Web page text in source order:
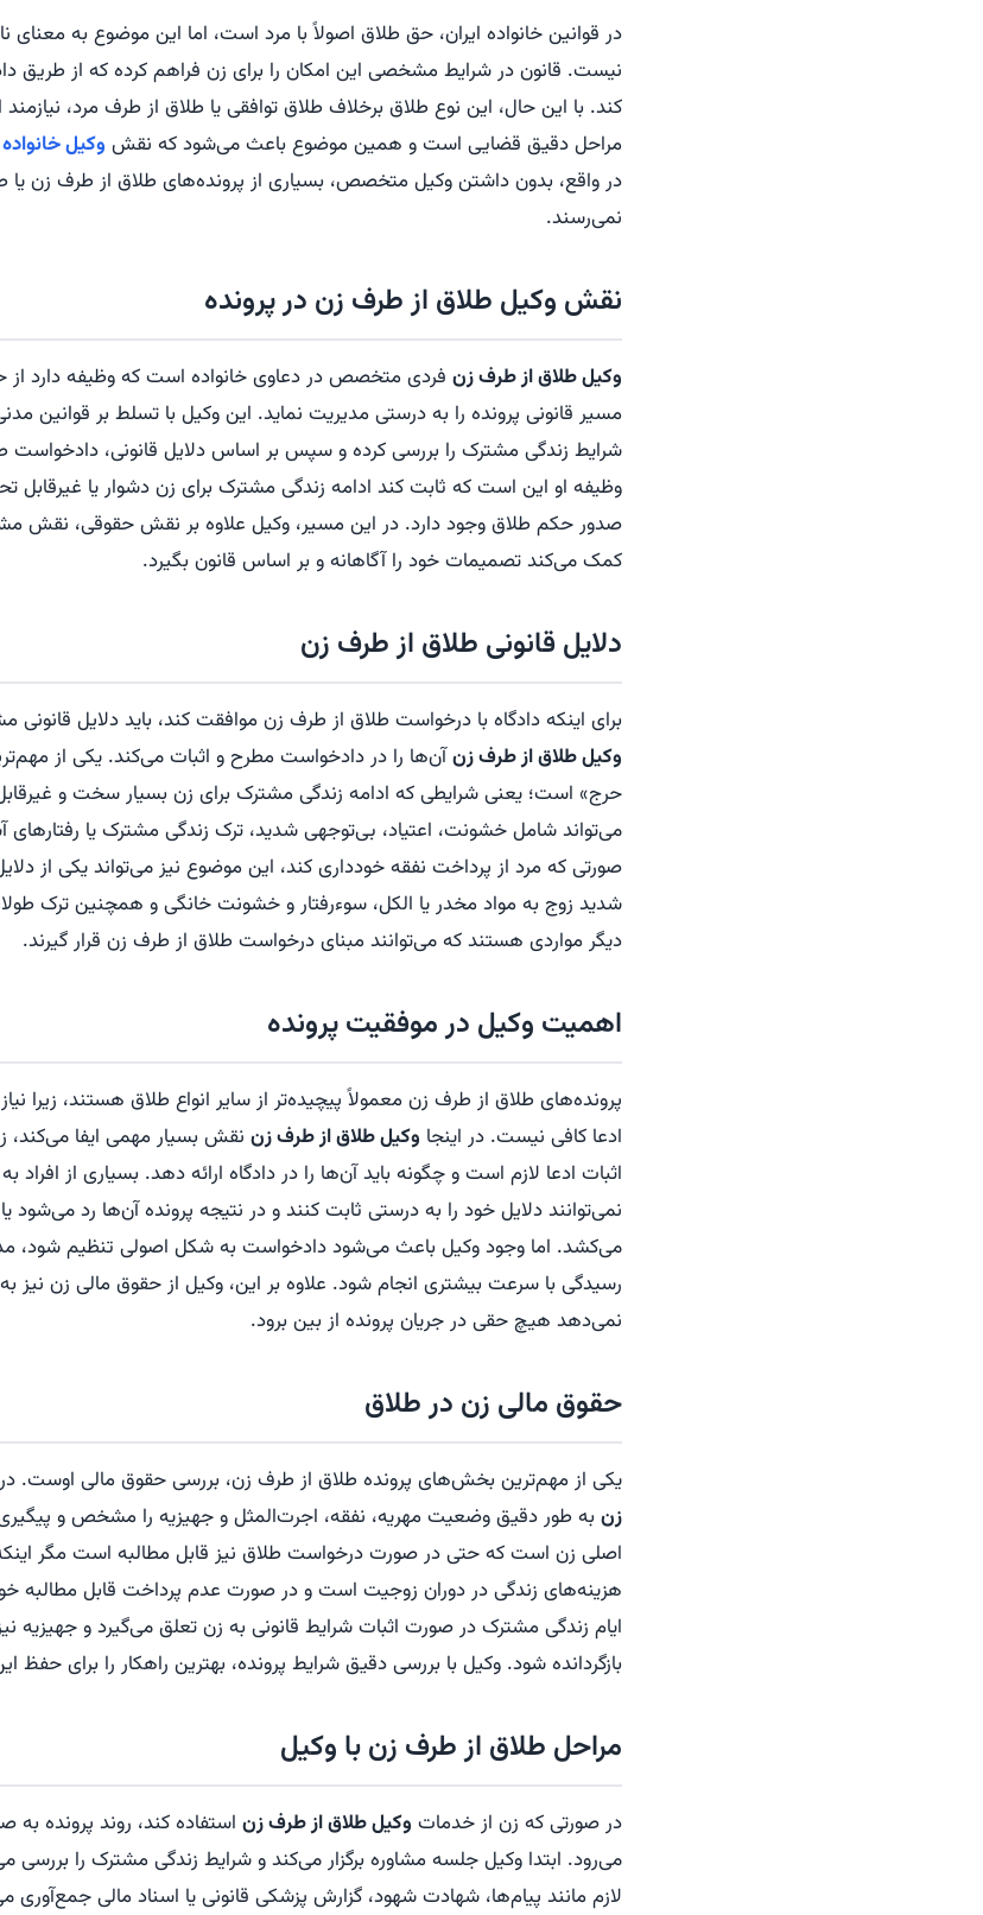
در قوانین خانواده ایران، حق طلاق اصولاً با مرد است، اما این موضوع به معنای
نیست. قانون در شرایط مشخصی این امکان را برای زن فراهم کرده که از طریق
کند. با این حال، این نوع طلاق برخلاف طلاق توافقی یا طلاق از طرف مرد،
مراحل دقیق قضایی است و همین موضوع باعث می‌شود که نقش وکیل خانواده
در واقع، بدون داشتن وکیل متخصص، بسیاری از پرونده‌های طلاق از طرف زن یا
نمی‌رسند.
نقش وکیل طلاق از طرف زن در پرونده
وکیل طلاق از طرف زن فردی متخصص در دعاوی خانواده است که وظیفه دارد از
مسیر قانونی پرونده را به درستی مدیریت نماید. این وکیل با تسلط بر قوانین مدنی
شرایط زندگی مشترک را بررسی کرده و سپس بر اساس دلایل قانونی، دادخواست
وظیفه او این است که ثابت کند ادامه زندگی مشترک برای زن دشوار یا غیرقابل
صدور حکم طلاق وجود دارد. در این مسیر، وکیل علاوه بر نقش حقوقی، نقش
کمک می‌کند تصمیمات خود را آگاهانه و بر اساس قانون بگیرد.
دلایل قانونی طلاق از طرف زن
برای اینکه دادگاه با درخواست طلاق از طرف زن موافقت کند، باید دلایل
وکیل طلاق از طرف زنآن‌ها را در دادخواست مطرح و اثبات می‌کند. یکی از
حرج» است؛ یعنی شرایطی که ادامه زندگی مشترک برای زن بسیار سخت و
می‌تواند شامل خشونت، اعتیاد، بی‌توجهی شدید، ترک زندگی مشترک یا
صورتی که مرد از پرداخت نفقه خودداری کند، این موضوع نیز می‌تواند یکی از
شدید زوج به مواد مخدر یا الکل، سوءرفتار و خشونت خانگی و همچنین ترک
دیگر مواردی هستند که می‌توانند مبنای درخواست طلاق از طرف زن قرار گیرند.
اهمیت وکیل در موفقیت پرونده
پرونده‌های طلاق از طرف زن معمولاً پیچیده‌تر از سایر انواع طلاق هستند، زیرا
ادعا کافی نیست. در اینجا وکیل طلاق از طرف زن نقش بسیار مهمی ایفا می‌کند،
اثبات ادعا لازم است و چگونه باید آن‌ها را در دادگاه ارائه دهد. بسیاری از
نمی‌توانند دلایل خود را به درستی ثابت کنند و در نتیجه پرونده آن‌ها رد
می‌کشد. اما وجود وکیل باعث می‌شود دادخواست به شکل اصولی تنظیم شود،
رسیدگی با سرعت بیشتری انجام شود. علاوه بر این، وکیل از حقوق مالی زن نیز
نمی‌دهد هیچ حقی در جریان پرونده از بین برود.
حقوق مالی زن در طلاق
یکی از مهم‌ترین بخش‌های پرونده طلاق از طرف زن، بررسی حقوق مالی اوست. در
زنبه طور دقیق وضعیت مهریه، نفقه، اجرت‌المثل و جهیزیه را مشخص و
اصلی زن است که حتی در صورت درخواست طلاق نیز قابل مطالبه است مگر
هزینه‌های زندگی در دوران زوجیت است و در صورت عدم پرداخت قابل مطالبه
ایام زندگی مشترک در صورت اثبات شرایط قانونی به زن تعلق می‌گیرد و جهیزیه
بازگردانده شود. وکیل با بررسی دقیق شرایط پرونده، بهترین راهکار را برای حفظ
مراحل طلاق از طرف زن با وکیل
در صورتی که زن از خدمات وکیل طلاق از طرف زن استفاده کند، روند پرونده
می‌رود. ابتدا وکیل جلسه مشاوره برگزار می‌کند و شرایط زندگی مشترک را
لازم مانند پیام‌ها، شهادت شهود، گزارش پزشکی قانونی یا اسناد مالی جمع‌آوری